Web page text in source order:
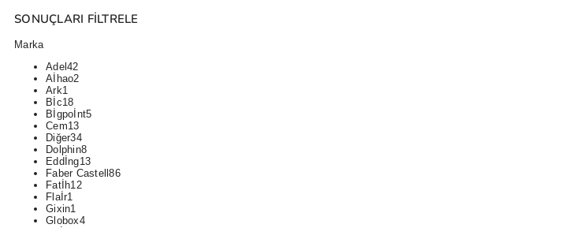
SONUÇLARI FILTRELE
Marka
Adel42
Aİhao2
Ark1
Bİc18
Bİgpoİnt5
Cem13
Diğer34
Dolphin8
Eddİng13
Faber Castell86
Fatİh12
Flaİr1
Gixin1
Globox4